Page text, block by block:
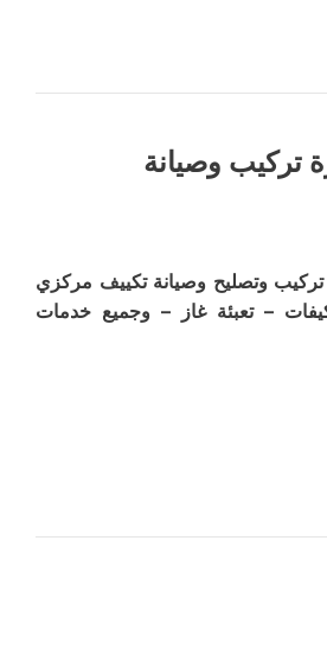
تركيب وصيانة
وتصليح وصيانة تكييف مركزي
– تعبئة غاز – وجميع خدمات